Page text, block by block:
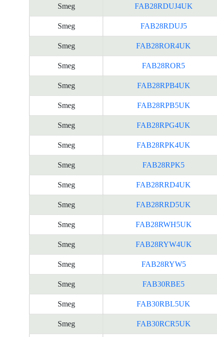
Smeg FAB28RDUJ4UK
Smeg FAB28RDUJ5
Smeg FAB28ROR4UK
Smeg FAB28ROR5
Smeg FAB28RPB4UK
Smeg FAB28RPB5UK
Smeg FAB28RPG4UK
Smeg FAB28RPK4UK
Smeg FAB28RPK5
Smeg FAB28RRD4UK
Smeg FAB28RRD5UK
Smeg FAB28RWH5UK
Smeg FAB28RYW4UK
Smeg FAB28RYW5
Smeg FAB30RBE5
Smeg FAB30RBL5UK
Smeg FAB30RCR5UK